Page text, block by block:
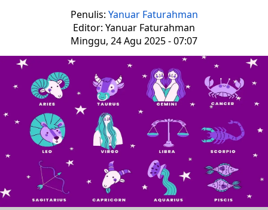
Penulis: Yanuar Faturahman
Editor: Yanuar Faturahman
Minggu, 24 Agu 2025 - 07:07